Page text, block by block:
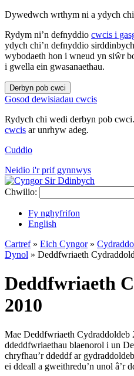
Dywedwch wrthym ni a ydych
Rydym ni’n defnyddio cwcis i
ydych chi’n defnyddio
wybodaeth hon i wneud yn siŵr
i gwella ein gwasanaethau.
Derbyn pob cwci
Gosod dewisiadau cwcis
Rydych chi wedi derbyn pob
cwcis ar unrhyw adeg.
Cuddio
Neidio i'r prif gynnwys
Chwilio:
Fy nghyfrifon
English
Cartref» Eich Cyngor»
Dynol » Deddfwriaeth
Deddfwriaeth
2010
Mae Deddfwriaeth Cydraddoldeb
ddeddfwriaethau blaenorol i un
chryfhau’r ddeddf ar
ei ddeall a gweithredu’n unol â’r